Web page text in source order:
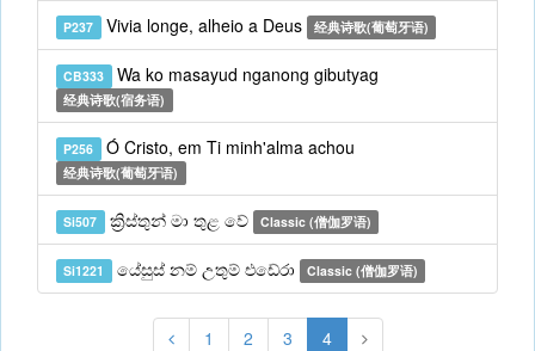
P237 Vivia longe, alheio a Deus 经典诗歌(葡萄牙语)
CB333 Wa ko masayud nganong gibutyag
经典诗歌(宿务语)
P256 Ó Cristo, em Ti minh'alma achou
经典诗歌(葡萄牙语)
Si507 ක්‍රිස්තුන් මා තුළ වේ Classic (僧伽罗语)
Si1221 යේසුස් නම් උතුම් එඩේරා Classic (僧伽罗语)
1 2 3 4